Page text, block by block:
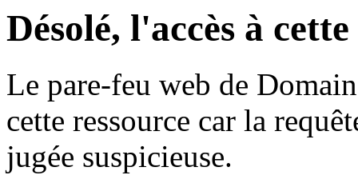
Désolé, l'accès à
Le pare-feu web de
cette ressource car la
jugée suspicieuse.